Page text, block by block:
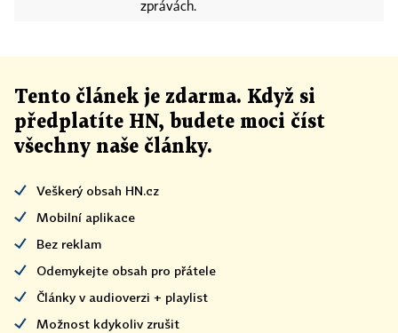
zprávách.
Tento článek je zdarma. Když si
předplatíte HN, budete moci číst
všechny naše články.
Veškerý obsah HN.cz
Mobilní aplikace
Bez reklam
Odemykejte obsah pro přátele
Články v audioverzi + playlist
Možnost kdykoliv zrušit